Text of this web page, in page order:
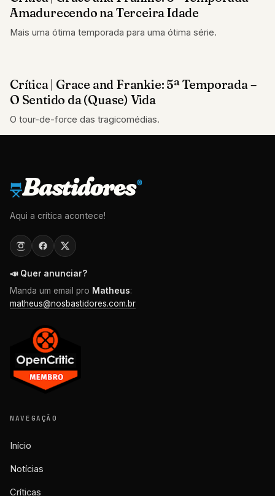
Amadurecendo na Terceira Idade
Mais uma ótima temporada para uma ótima série.
CRÍTICAS
Crítica | Grace and Frankie: 5ª Temporada –
O Sentido da (Quase) Vida
O tour-de-force das tragicomédias.
Bastidores®
Aqui a crítica acontece!
📣 Quer anunciar?
Manda um email pro Matheus:
matheus@nosbastidores.com.br
NAVEGAÇÃO
Início
Notícias
Críticas